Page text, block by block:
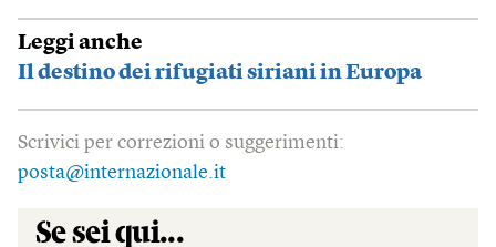
Leggi anche
Il destino dei rifugiati siriani in Europa
Scrivici per correzioni o suggerimenti:
posta@internazionale.it